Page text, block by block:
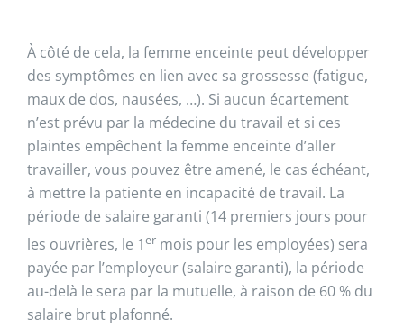
À côté de cela, la femme enceinte peut développer
des symptômes en lien avec sa grossesse (fatigue,
maux de dos, nausées, …). Si aucun écartement
n’est prévu par la médecine du travail et si ces
plaintes empêchent la femme enceinte d’aller
travailler, vous pouvez être amené, le cas échéant,
à mettre la patiente en incapacité de travail. La
période de salaire garanti (14 premiers jours pour
les ouvrières, le 1ermois pour les employées) sera
payée par l’employeur (salaire garanti), la période
au-delà le sera par la mutuelle, à raison de 60 % du
salaire brut plafonné.